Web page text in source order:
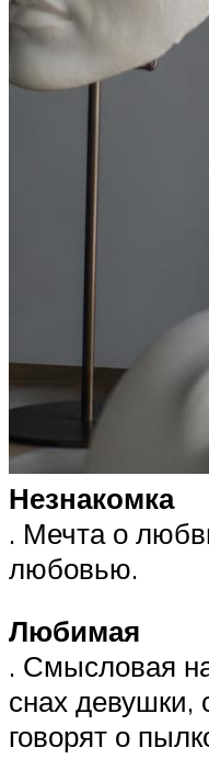
Незнакомка
. Мечта о
любовью.
Любимая
. Смысловая
снах девушки,
говорят о